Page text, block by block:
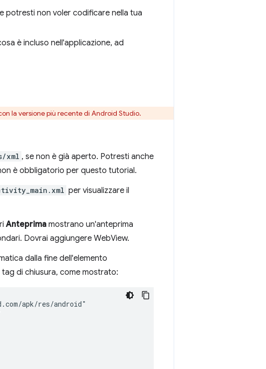
potresti non voler codificare nella tua
è incluso nell'applicazione, ad
la versione più recente di Android Studio.
xml , se non è già aperto. Potresti anche
è obbligatorio per questo tutorial.
per visualizzare il
Anteprima mostrano un'anteprima
Dovrai aggiungere WebView.
dalla fine dell'elemento
tag di chiusura, come mostrato: